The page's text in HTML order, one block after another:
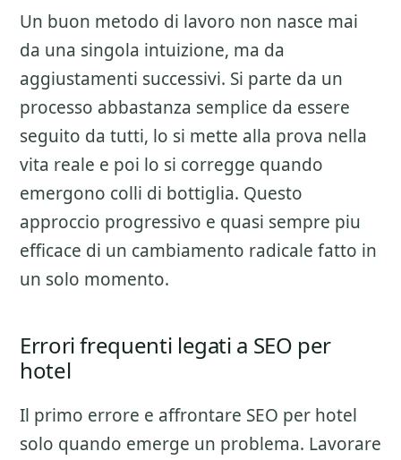
Un buon metodo di lavoro non nasce mai
da una singola intuizione, ma da
aggiustamenti successivi. Si parte da un
processo abbastanza semplice da essere
seguito da tutti, lo si mette alla prova nella
vita reale e poi lo si corregge quando
emergono colli di bottiglia. Questo
approccio progressivo e quasi sempre piu
efficace di un cambiamento radicale fatto in
un solo momento.
Errori frequenti legati a SEO per
hotel
Il primo errore e affrontare SEO per hotel
solo quando emerge un problema. Lavorare